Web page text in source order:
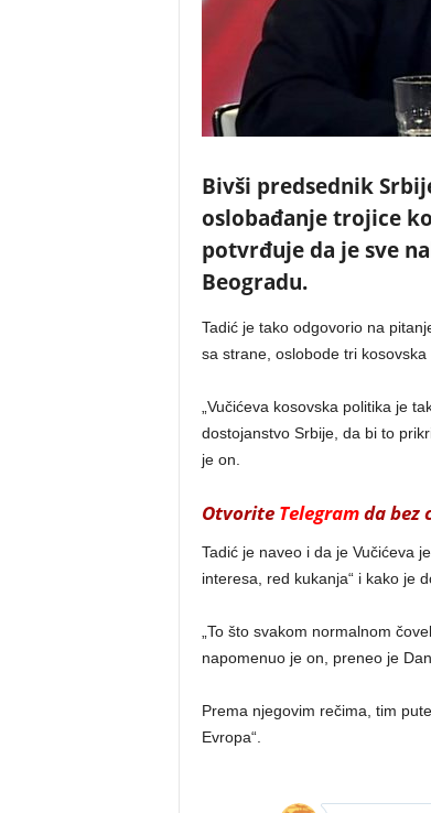
Bivši predsednik
oslobađanje trojice
potvrđuje da je sve
Beogradu.
Tadić je tako odgovorio na
sa strane, oslobode tri kosovska
„Vučićeva kosovska politika je
dostojanstvo Srbije, da bi to
je on.
Otvorite Telegramda bez
Tadić je naveo i da je Vučićeva
interesa, red kukanja“ i kako je
„To što svakom normalnom
napomenuo je on, preneo je
Prema njegovim rečima, tim
Evropa“.